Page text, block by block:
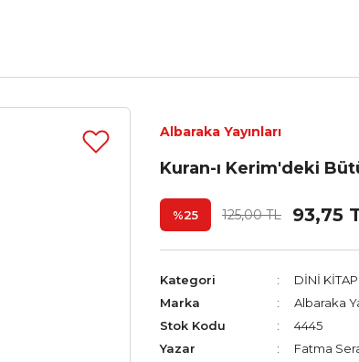
Albaraka Yayınları
Kuran-ı Kerim'deki
%25 125,00 TL 93,75
Kategori DİNİ
Marka
Albaraka
Stok Kodu
4445
Yazar
Fatma